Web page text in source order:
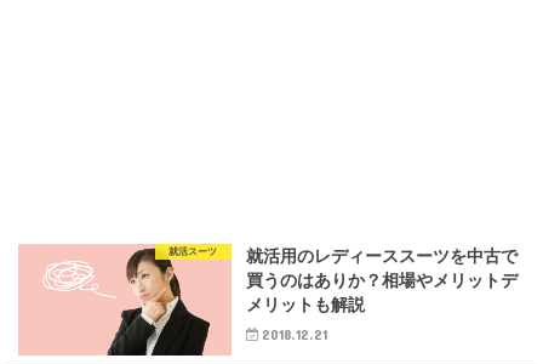
就活スーツ
就活用のレディーススーツを中古で
買うのはありか？相場やメリットデ
メリットも解説
2018.12.21